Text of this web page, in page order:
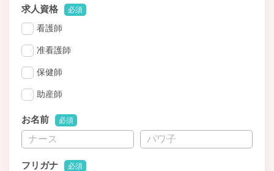
求人資格 必須
看護師
准看護師
保健師
助産師
お名前 必須
フリガナ 必須